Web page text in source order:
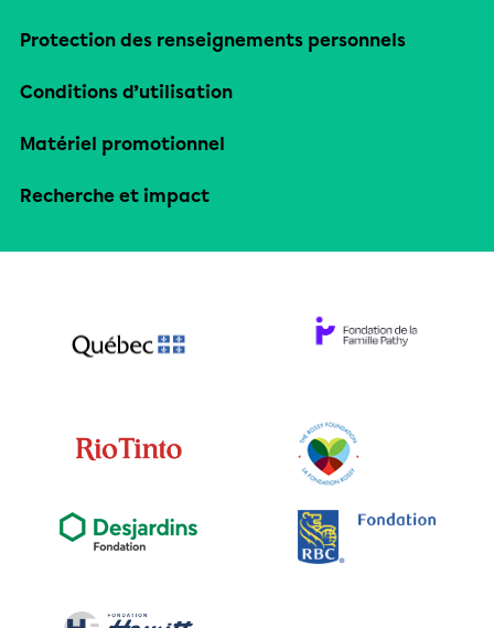
Protection des renseignements personnels
Conditions d’utilisation
Matériel promotionnel
Recherche et impact